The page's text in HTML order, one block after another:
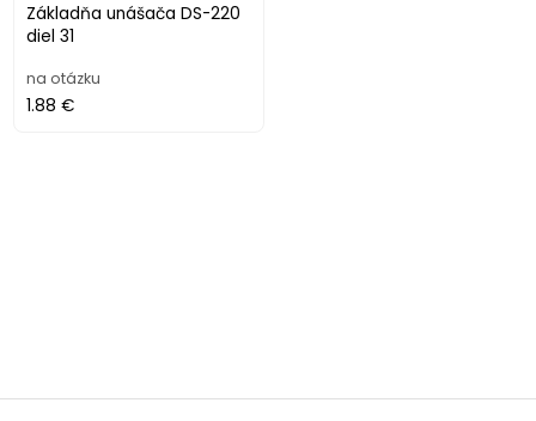
Základňa unášača DS-220
diel 31
na otázku
1.88 €